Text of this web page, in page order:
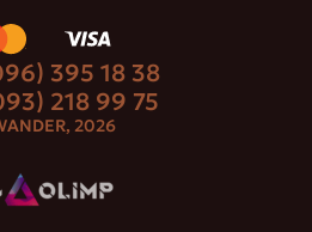
2026
395 18 38
218 99 75